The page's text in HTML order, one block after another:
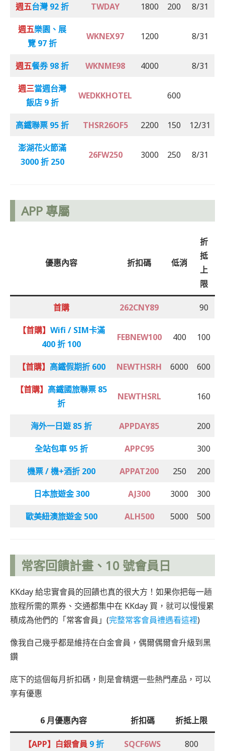
週五台灣 92 折 TWDAY 1800 200 8/31
週五樂園、展
覽 97 折
WKNEX97 1200 8/31
週五餐券 98 折 WKNME98 4000 8/31
週三當週台灣
飯店 9 折
WEDKKHOTEL 600
高鐵聯票 95 折 THSR26OF5 2200 150 12/31
澎湖花火節滿
3000 折 250
26FW250 3000 250 8/31
APP 專屬
優惠內容 折扣碼 低消
折
抵
上
限
首購 262CNY89 90
【首購】 Wifi / SIM卡滿
400 折 100
FEBNEW100 400 100
【首購】 高鐵假期折 600 NEWTHSRH 6000 600
【首購】 高鐵國旅聯票 85
折
NEWTHSRL 160
海外一日遊 85 折 APPDAY85 200
全站包車 95 折 APPC95 300
機票 / 機+酒折 200 APPAT200 250 200
日本旅遊金 300 AJ300 3000 300
歐美紐澳旅遊金 500 ALH500 5000 500
常客回饋計畫、10 號會員日
KKday 給忠實會員的回饋也真的很大方！如果你把每一趟
旅程所需的票券、交通都集中在 KKday 買，就可以慢慢累
積成為他們的「常客會員」(完整常客會員禮遇看這裡)
像我自己幾乎都是維持在白金會員，偶爾偶爾會升級到黑
鑽
底下的這個每月折扣碼，則是會精選一些熱門產品，可以
享有優惠
6 月優惠內容 折扣碼 折抵上限
【APP】白銀會員 9 折 SQCF6WS 800